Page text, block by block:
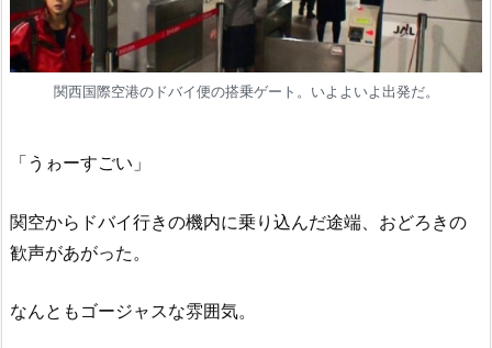
関西国際空港のドバイ便の搭乗ゲート。いよよいよ出発だ。
「うゎーすごい」
関空からドバイ行きの機内に乗り込んだ途端、おどろきの
歓声があがった。
なんともゴージャスな雰囲気。